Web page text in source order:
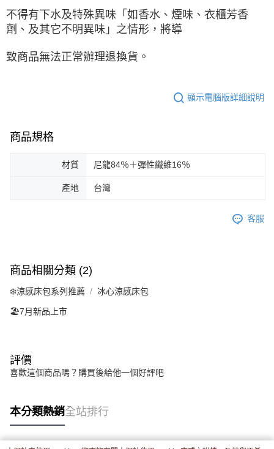
不得有下水及特殊異味「如香水、煙味、衣櫃芳香
劑、及其它不明異味」之情形，將導
致商品無法正常辦理退換貨。
顯示電腦版詳細說明
商品規格
材質 尼龍84％＋彈性纖維16％
產地 台灣
客服
商品相關分類 (2)
❄️涼感床包系列推薦 冰心涼感床包
🏖️7月新品上市
評價
喜歡這個商品嗎？購買後給他一個好評吧
本分類熱銷全站排行